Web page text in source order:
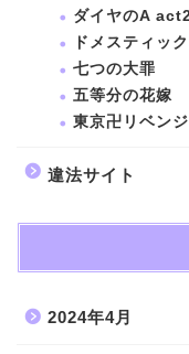
ダイヤのA
ドメスティッ
七つの大罪
五等分の花嫁
東京卍リベン
違法サイト
2024年4月